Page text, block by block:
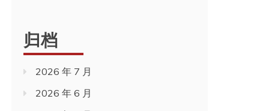
归档
2026 年 7 月
2026 年 6 月